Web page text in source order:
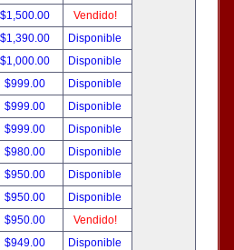
$1,500.00
Vendido!
$1,390.00
Disponible
$1,000.00
Disponible
$999.00
Disponible
$999.00
Disponible
$999.00
Disponible
$980.00
Disponible
$950.00
Disponible
$950.00
Disponible
$950.00
Vendido!
$949.00
Disponible